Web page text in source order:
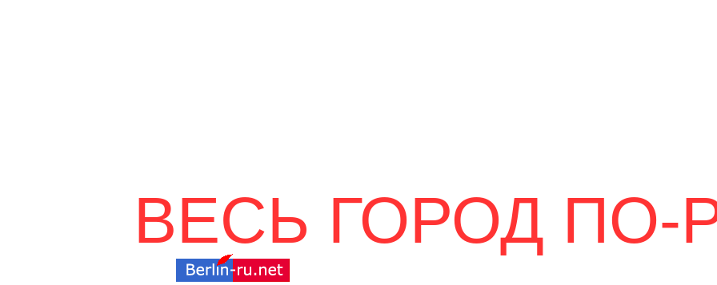
ВЕСЬ ГОРОД ПО-